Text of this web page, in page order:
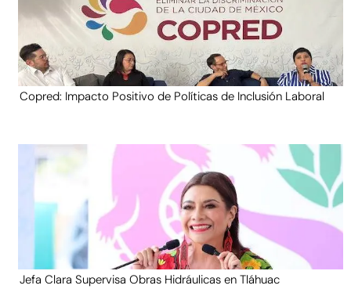
Copred: Impacto Positivo de Políticas de Inclusión Laboral
Jefa Clara Supervisa Obras Hidráulicas en Tláhuac